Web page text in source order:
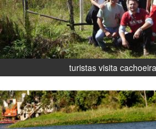
turistas visita